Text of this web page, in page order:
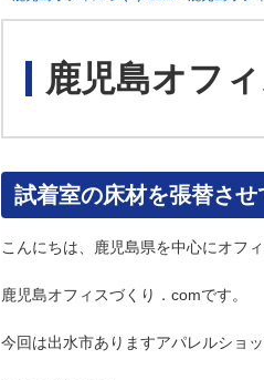
鹿児島オフ
試着室の床材を張替させ
こんにちは、鹿児島県を中心にオフ
鹿児島オフィスづくり．comです。
今回は出水市ありますアパレルショ